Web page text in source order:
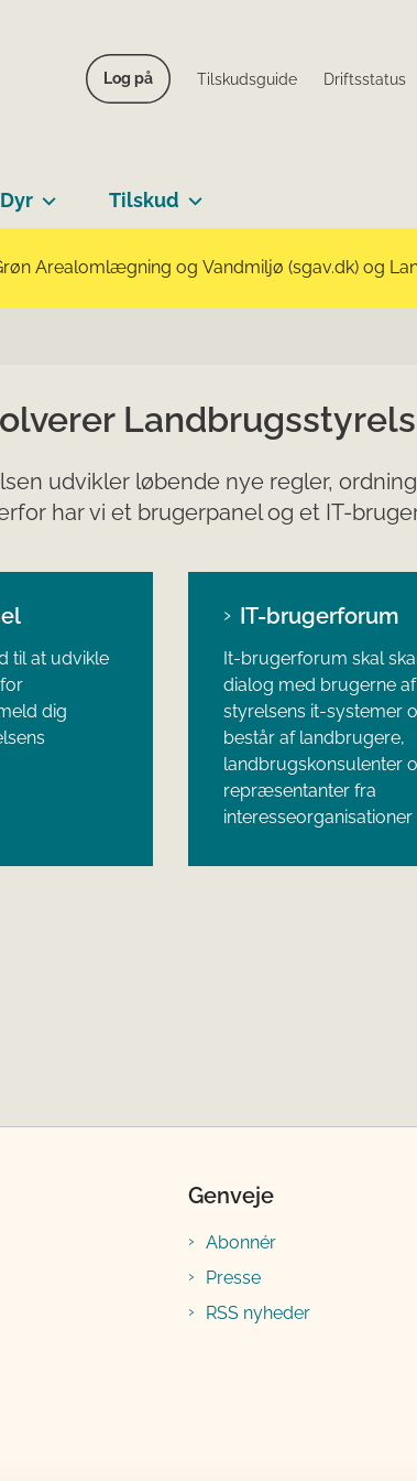
Log på Tilskudsguide Driftsstatus
Dyr Tilskud
Arealomlægning og Vandmiljø (sgav.dk) og
udvikler løbende nye regler,
har vi et brugerpanel og et IT-
til at udvikle
dig
IT-brugerforum
It-brugerforum skal
dialog med brugerne af
styrelsens it-systemer
består af landbrugere,
landbrugskonsulenter
repræsentanter fra
interesseorganisationer
Genveje
Abonnér
Presse
RSS nyheder